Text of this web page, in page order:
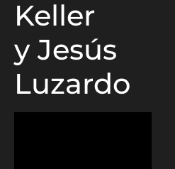
Keller
y Jesús
Luzardo